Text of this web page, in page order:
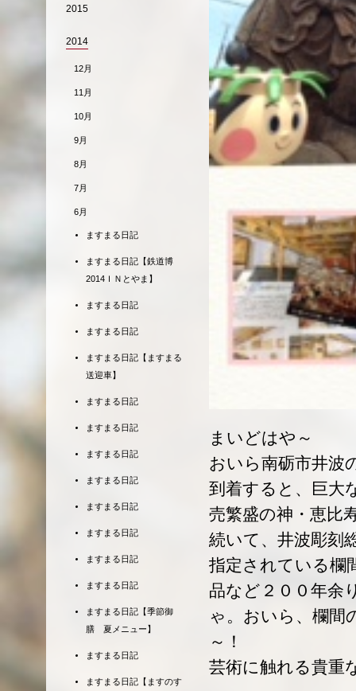
まいどはや～
おいら南砺市井波
到着すると、巨大
売繁盛の神・恵比
続いて、井波彫刻
指定されている欄
品など２００年余
ゃ。おいら、欄間
～！
芸術に触れる貴重
2015
2014
12月
11月
10月
9月
8月
7月
6月
ますまる日記
ますまる日記【鉄道博
2014ＩＮとやま】
ますまる日記
ますまる日記
ますまる日記【ますまる
送迎車】
ますまる日記
ますまる日記
ますまる日記
ますまる日記
ますまる日記
ますまる日記
ますまる日記
ますまる日記
ますまる日記【季節御
膳 夏メニュー】
ますまる日記
ますまる日記【ますのす